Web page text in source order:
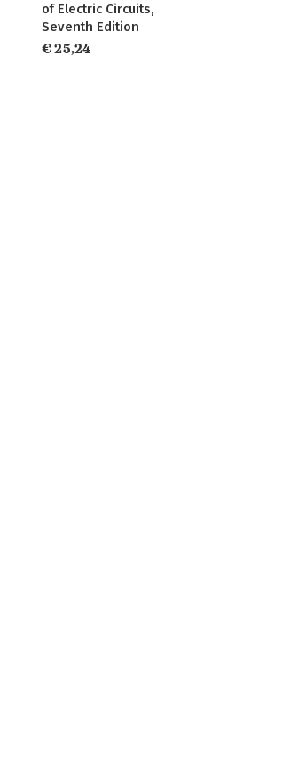
of Electric Circuits,
Seventh Edition
€ 25,24